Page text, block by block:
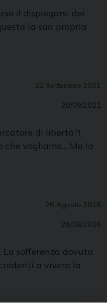
il dispiegarsi dei
la sua propria
22 Settembre 2021
20/09/2021
di libertà?!
che vogliamo… Ma la
26 Agosto 2016
26/08/2016
sofferenza dovuta
a vivere la